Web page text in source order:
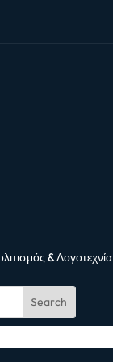
& Λογοτεχνία